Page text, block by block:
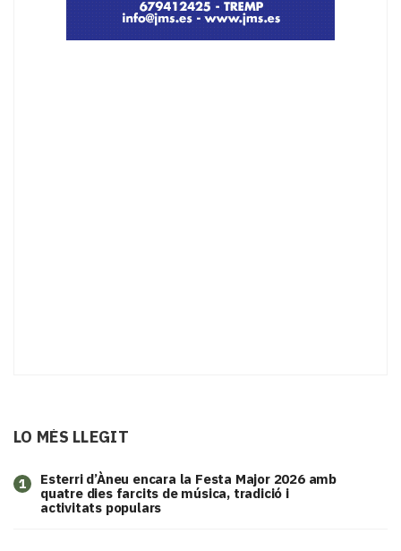
LO MÉS LLEGIT
1
Esterri d’Àneu encara la Festa Major 2026 amb
quatre dies farcits de música, tradició i
activitats populars